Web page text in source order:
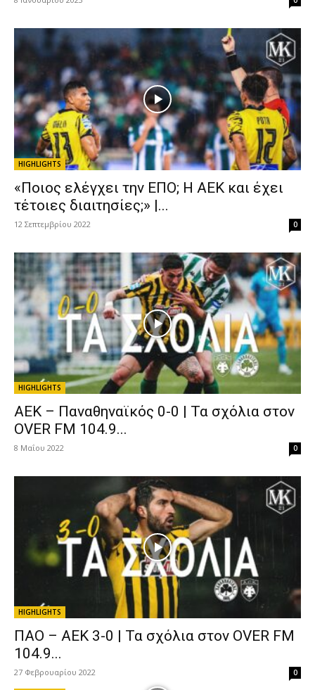
HIGHLIGHTS
«Ποιος ελέγχει την ΕΠΟ; Η ΑΕΚ και έχει
τέτοιες διαιτησίες;» |...
12 Σεπτεμβρίου 2022 0
HIGHLIGHTS
ΑΕΚ – Παναθηναϊκός 0-0 | Τα σχόλια στον
OVER FM 104.9...
8 Μαΐου 2022 0
HIGHLIGHTS
ΠΑΟ – ΑΕΚ 3-0 | Τα σχόλια στον OVER FM
104.9...
27 Φεβρουαρίου 2022 0